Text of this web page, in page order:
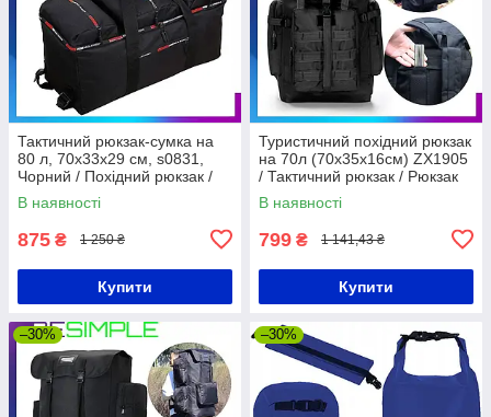
Тактичний рюкзак-сумка на
80 л, 70х33х29 см, s0831,
Чорний / Похідний рюкзак /
Туристичний рюкзак
В наявності
875 ₴ 1 250 ₴
Купити
Туристичний похідний рюкзак
на 70л (70х35х16см) ZX1905
/ Тактичний рюкзак / Рюкзак
для подорожей
В наявності
799 ₴ 1 141,43 ₴
Купити
–30% –30%